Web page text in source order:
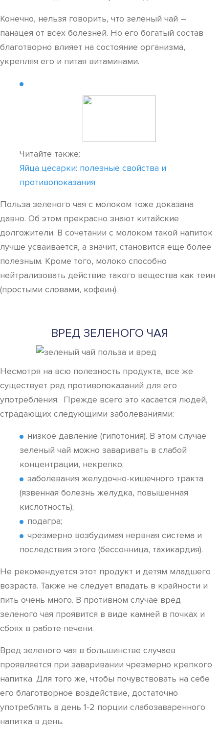
Конечно, нельзя говорить, что зеленый чай –
панацея от всех болезней. Но его богатый состав
благотворно влияет на состояние организма,
укрепляя его и питая витаминами.
Читайте также:
Яйца цесарки: полезные свойства и
противопоказания
Польза зеленого чая с молоком тоже доказана
давно. Об этом прекрасно знают китайские
долгожители. В сочетании с молоком такой напиток
лучше усваивается, а значит, становится еще более
полезным. Кроме того, молоко способно
нейтрализовать действие такого вещества как теин
(простыми словами, кофеин).
ВРЕД ЗЕЛЕНОГО ЧАЯ
Несмотря на всю полезность продукта, все же
существует ряд противопоказаний для его
употребления. Прежде всего это касается людей,
страдающих следующими заболеваниями:
низкое давление (гипотония). В этом случае
зеленый чай можно заваривать в слабой
концентрации, некрепко;
заболевания желудочно-кишечного тракта
(язвенная болезнь желудка, повышенная
кислотность);
подагра;
чрезмерно возбудимая нервная система и
последствия этого (бессонница, тахикардия).
Не рекомендуется этот продукт и детям младшего
возраста. Также не следует впадать в крайности и
пить очень много. В противном случае вред
зеленого чая проявится в виде камней в почках и
сбоях в работе печени.
Вред зеленого чая в большинстве случаев
проявляется при заваривании чрезмерно крепкого
напитка. Для того же, чтобы почувствовать на себе
его благотворное воздействие, достаточно
употреблять в день 1-2 порции слабозаваренного
напитка в день.